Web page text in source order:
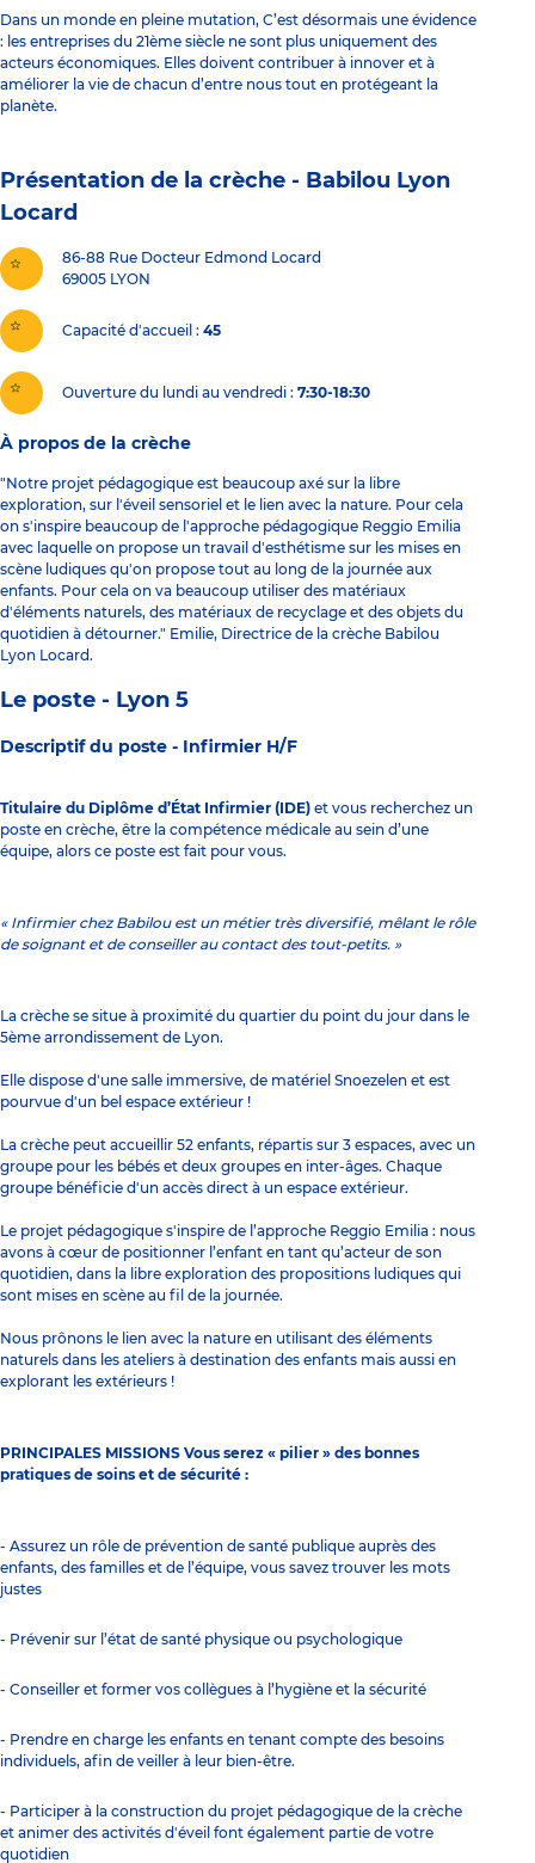
Dans un monde en pleine mutation, C’est désormais une évidence
: les entreprises du 21ème siècle ne sont plus uniquement des
acteurs économiques. Elles doivent contribuer à innover et à
améliorer la vie de chacun d’entre nous tout en protégeant la
planète.
Présentation de la crèche - Babilou Lyon
Locard
86-88 Rue Docteur Edmond Locard
69005 LYON
Capacité d'accueil 45
Ouverture du lundi au vendredi : 7:30-18:30
À propos de la crèche
"Notre projet pédagogique est beaucoup axé sur la libre
exploration, sur l'éveil sensoriel et le lien avec la nature. Pour cela
on s'inspire beaucoup de l'approche pédagogique Reggio Emilia
avec laquelle on propose un travail d'esthétisme sur les mises en
scène ludiques qu'on propose tout au long de la journée aux
enfants. Pour cela on va beaucoup utiliser des matériaux
d'éléments naturels, des matériaux de recyclage et des objets du
quotidien à détourner." Emilie, Directrice de la crèche Babilou
Lyon Locard.
Le poste - Lyon 5
Descriptif du poste - Infirmier H/F
Titulaire du Diplôme d’État Infirmier (IDE) et vous recherchez un
poste en crèche, être la compétence médicale au sein d’une
équipe, alors ce poste est fait pour vous.
« Infirmier chez Babilou est un métier très diversifié, mêlant le rôle
de soignant et de conseiller au contact des tout-petits. »
La crèche se situe à proximité du quartier du point du jour dans le
5ème arrondissement de Lyon.
Elle dispose d'une salle immersive, de matériel Snoezelen et est
pourvue d'un bel espace extérieur !
La crèche peut accueillir 52 enfants, répartis sur 3 espaces, avec un
groupe pour les bébés et deux groupes en inter-âges. Chaque
groupe bénéficie d'un accès direct à un espace extérieur.
Le projet pédagogique s'inspire de l’approche Reggio Emilia : nous
avons à cœur de positionner l’enfant en tant qu’acteur de son
quotidien, dans la libre exploration des propositions ludiques qui
sont mises en scène au fil de la journée.
Nous prônons le lien avec la nature en utilisant des éléments
naturels dans les ateliers à destination des enfants mais aussi en
explorant les extérieurs !
PRINCIPALES MISSIONS Vous serez « pilier » des bonnes
pratiques de soins et de sécurité :
- Assurez un rôle de prévention de santé publique auprès des
enfants, des familles et de l’équipe, vous savez trouver les mots
justes
- Prévenir sur l’état de santé physique ou psychologique
- Conseiller et former vos collègues à l’hygiène et la sécurité
- Prendre en charge les enfants en tenant compte des besoins
individuels, afin de veiller à leur bien-être.
- Participer à la construction du projet pédagogique de la crèche
et animer des activités d'éveil font également partie de votre
quotidien